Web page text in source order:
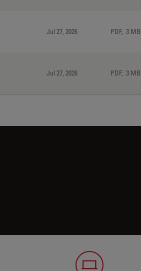
Jul 27, 2026 PDF, 3 MB
Jul 27, 2026 PDF, 3 MB